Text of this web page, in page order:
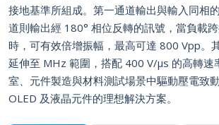
接地基準所組成。第一通道輸出與輸入同相
道則輸出經 180° 相位反轉的訊號，當負載
時，可有效倍增振幅，最高可達 800 Vpp。
延伸至 MHz 範圍，搭配 400 V/µs 的高轉速
室、元件製造與材料測試場景中驅動壓電致動
OLED 及液晶元件的理想解決方案。